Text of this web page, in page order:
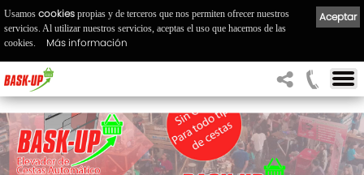
Aceptar
Usamos cookies propias y de terceros que nos permiten ofrecer nuestros
servicios. Al utilizar nuestros servicios, aceptas el uso que hacemos de las
cookies.
Más información